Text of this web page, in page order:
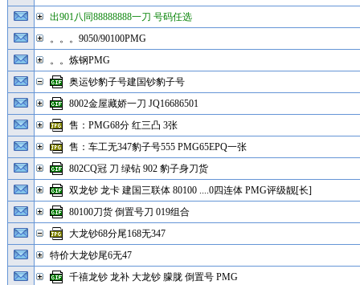
出901八同88888888一刀 号码任选
。。。9050/90100PMG
。。炼钢PMG
奥运钞豹子号建国钞豹子号
8002金屋藏娇一刀 JQ16686501
售：PMG68分 红三凸 3张
售：车工无347豹子号555 PMG65EPQ一张
802CQ冠 刀 绿钻 902 豹子身刀货
双龙钞 龙卡 建国三联体 80100 ....0四连体 PMG评级靓[长]
80100刀货 倒置号刀 019组合
大龙钞68分尾168无347
特价大龙钞尾6无47
千禧龙钞 龙补 大龙钞 朦胧 倒置号 PMG